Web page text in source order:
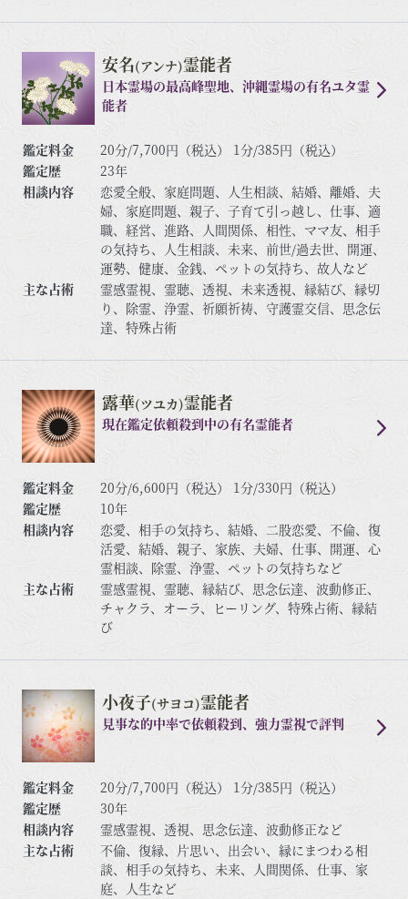
安名(アンナ)霊能者
日本霊場の最高峰聖地、沖縄霊場の有名ユタ霊
能者
鑑定料金
20分/7,700円（税込） 1分/385円（税込）
鑑定歴
23年
相談内容
恋愛全般、家庭問題、人生相談、結婚、離婚、夫
婦、家庭問題、親子、子育て引っ越し、仕事、適
職、経営、進路、人間関係、相性、ママ友、相手
の気持ち、人生相談、未来、前世/過去世、開運、
運勢、健康、金銭、ペットの気持ち、故人など
主な占術
霊感霊視、霊聴、透視、未来透視、縁結び、縁切
り、除霊、浄霊、祈願祈祷、守護霊交信、思念伝
達、特殊占術
露華(ツユカ)霊能者
現在鑑定依頼殺到中の有名霊能者
鑑定料金
20分/6,600円（税込） 1分/330円（税込）
鑑定歴
10年
相談内容
恋愛、相手の気持ち、結婚、二股恋愛、不倫、復
活愛、結婚、親子、家族、夫婦、仕事、開運、心
霊相談、除霊、浄霊、ペットの気持ちなど
主な占術
霊感霊視、霊聴、縁結び、思念伝達、波動修正、
チャクラ、オーラ、ヒーリング、特殊占術、縁結
び
小夜子(サヨコ)霊能者
見事な的中率で依頼殺到、強力霊視で評判
鑑定料金
20分/7,700円（税込） 1分/385円（税込）
鑑定歴
30年
相談内容
霊感霊視、透視、思念伝達、波動修正など
主な占術
不倫、復縁、片思い、出会い、縁にまつわる相
談、相手の気持ち、未来、人間関係、仕事、家
庭、人生など